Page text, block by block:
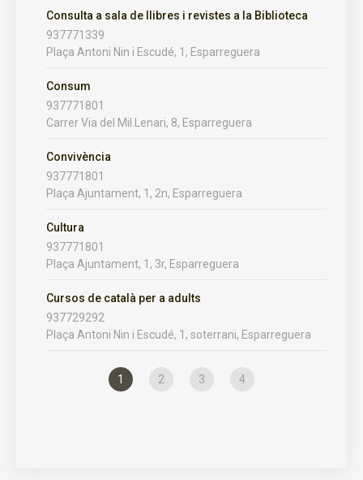
Consulta a sala de llibres i revistes a la Biblioteca
937771339
Plaça Antoni Nin i Escudé, 1, Esparreguera
Consum
937771801
Carrer Via del Mil.Lenari, 8, Esparreguera
Convivència
937771801
Plaça Ajuntament, 1, 2n, Esparreguera
Cultura
937771801
Plaça Ajuntament, 1, 3r, Esparreguera
Cursos de català per a adults
937729292
Plaça Antoni Nin i Escudé, 1, soterrani, Esparreguera
1 2 3 4